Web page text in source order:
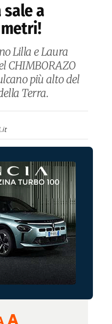
sale a
Lilla e Laura
CHIMBORAZO
più alto del
Terra.
Restablecer
Aumentar